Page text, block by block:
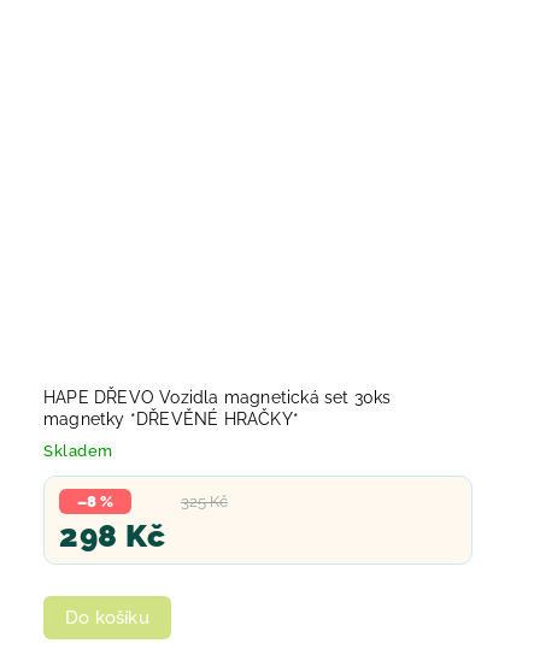
HAPE DŘEVO Vozidla magnetická set 30ks
magnetky *DŘEVĚNÉ HRAČKY*
Skladem
325 Kč
–8 %
298 Kč
Do košíku